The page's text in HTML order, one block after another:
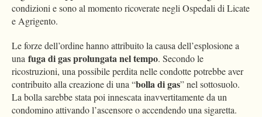
condizioni e sono al momento ricoverate negli Ospedali di Licate
e Agrigento.
Le forze dell’ordine hanno attribuito la causa dell’esplosione a
una fuga di gas prolungata nel tempo. Secondo le
ricostruzioni, una possibile perdita nelle condotte potrebbe aver
contribuito alla creazione di una “bolla di gas” nel sottosuolo.
La bolla sarebbe stata poi innescata inavvertitamente da un
condomino attivando l’ascensore o accendendo una sigaretta.